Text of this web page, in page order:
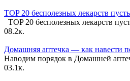
TOP 20 бесполезных лекарств
TOP 20 бесполезных лекарств
08.2к.
Домашняя аптечка — как навести
Наводим порядок в Домашней
03.1к.